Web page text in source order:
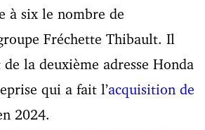
à six le nombre de
Fréchette Thibault. Il
de la deuxième adresse Honda
qui a fait l’acquisition de
2024.